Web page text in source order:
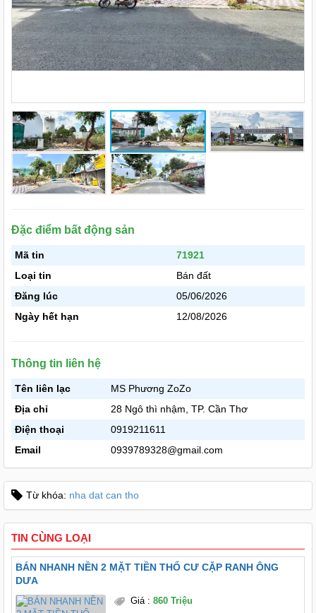
Đặc điểm bất động sản
Mã tin
71921
Loại tin
Bán đất
Đăng lúc
05/06/2026
Ngày hết hạn
12/08/2026
Thông tin liên hệ
Tên liên lạc
MS Phương ZoZo
Địa chỉ
28 Ngô thì nhậm, TP. Cần Thơ
Điện thoại
0919211611
Email
0939789328@gmail.com
Từ khóa: nha dat can tho
TIN CÙNG LOẠI
BÁN NHANH NỀN 2 MẶT TIỀN THỔ CƯ CẶP RANH ÔNG
DƯA
Giá: 860 Triệu